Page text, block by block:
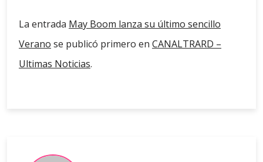
La entrada May Boom lanza su último sencillo
Verano se publicó primero en CANALTRARD –
Ultimas Noticias.